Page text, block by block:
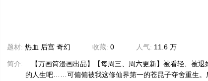
题材: 热血 后宫 奇幻 收藏: 0 人气: 11.6 万
简介:
【万画筒漫画出品】【每周三、周六更新】被看轻、被
的人生吧……可偏偏被我这修仙界第一的苍昆子夺舍重生。